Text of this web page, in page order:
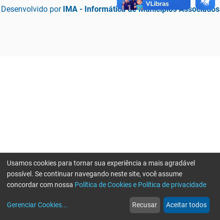
Desenvolvido por IMA - Informática de Municípios Associados
web
Notícias
more_horiz
Mais
Usamos cookies para tornar sua experiência a mais agradável
possível. Se continuar navegando neste site, você assume
concordar com nossa Política de Cookies e Política de privacidade
Gerenciar Cookies... Recusar Aceitar todos
Erro ao enviar informações, por favor tente novamente